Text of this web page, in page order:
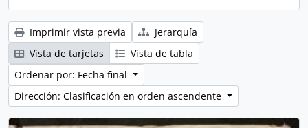
Imprimir vista previa
Jerarquía
Vista de tarjetas
Vista de tabla
Ordenar por: Fecha final
Dirección: Clasificación en orden ascendente